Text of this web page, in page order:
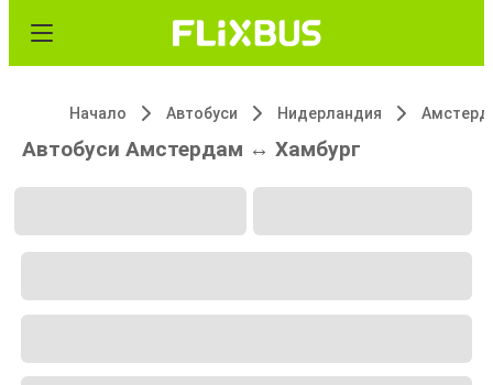
Начало Автобуси Нидерландия
Автобуси Амстердам ↔ Хамбург